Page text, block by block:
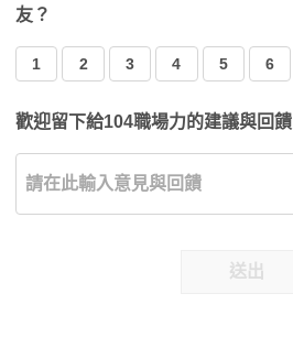
友？
1 2 3 4 5 6
歡迎留下給104職場力的建議與回饋
送出